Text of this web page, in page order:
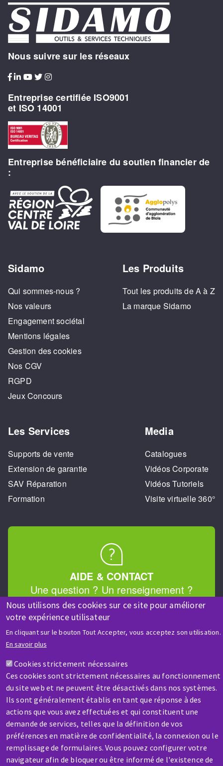
Nous utilisons des cookies sur ce site pour améliorer
votre expérience utilisateur
En cliquant sur le bouton Tout Accepter, vous acceptez son utilisation.
En savoir plus
Cookies strictement nécessaires
Ces cookies sont strictement nécessaires au fonctionnement
du site web et ne peuvent être désactivés dans nos systèmes.
Ils sont généralement établis en tant que réponse à des
actions que vous avez effectuées et qui constituent une
demande de services, telles que la définition de vos
préférences en matière de confidentialité, la connexion ou le
remplissage de formulaires. Vous pouvez configurer votre
navigateur afin de bloquer ou être informé de l'existence de
Nous suivre sur les réseaux
Entreprise certifiée ISO9001
et ISO 14001
Entreprise bénéficiaire du soutien financier de
:
Sidamo
Qui sommes-nous ?
Nos valeurs
Engagement sociétal
Mentions légales
Gestion des cookies
Nos CGV
RGPD
Jeux Concours
Les Produits
Tout les produits de A à Z
La marque Sidamo
Les Services
Supports de vente
Extension de garantie
SAV Réparation
Formation
Media
Catalogues
Vidéos Corporate
Vidéos Tutoriels
Visite virtuelle 360°
AIDE & CONTACT
Une question ? Un renseignement ?
Contactez-nous
SAV / RÉPARATION
Une machine cassée ? En panne ?
Contactez-nous